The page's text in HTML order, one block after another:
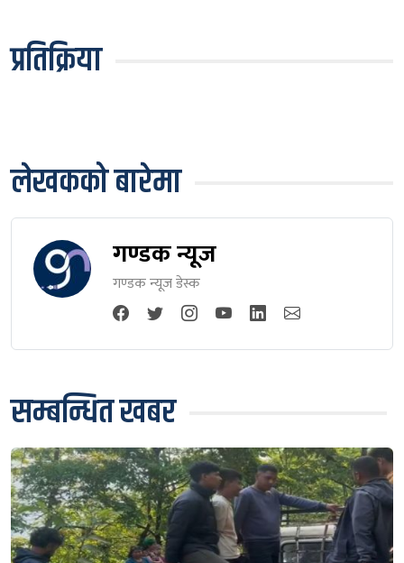
प्रतिक्रिया
लेखकको बारेमा
गण्डक न्यूज
गण्डक न्यूज डेस्क
सम्बन्धित खबर